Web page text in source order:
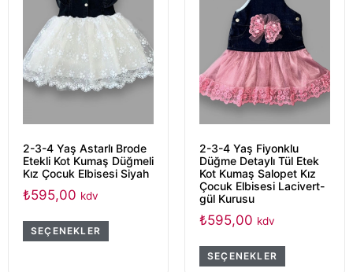
2-3-4 Yaş Astarlı Brode
Etekli Kot Kumaş Düğmeli
Kız Çocuk Elbisesi Siyah
₺595,00 kdv
SEÇENEKLER
2-3-4 Yaş Fiyonklu
Düğme Detaylı Tül Etek
Kot Kumaş Salopet Kız
Çocuk Elbisesi Lacivert-
gül Kurusu
₺595,00 kdv
SEÇENEKLER